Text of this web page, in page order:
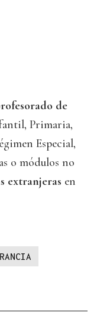
de
Primaria,
Especial,
o módulos no
extranjeras en